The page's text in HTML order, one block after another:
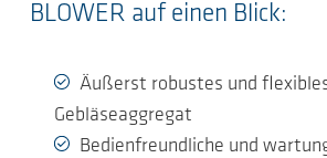
BLOWER auf einen Blick:
Äußerst robustes und
Gebläseaggregat
Bedienfreundliche und